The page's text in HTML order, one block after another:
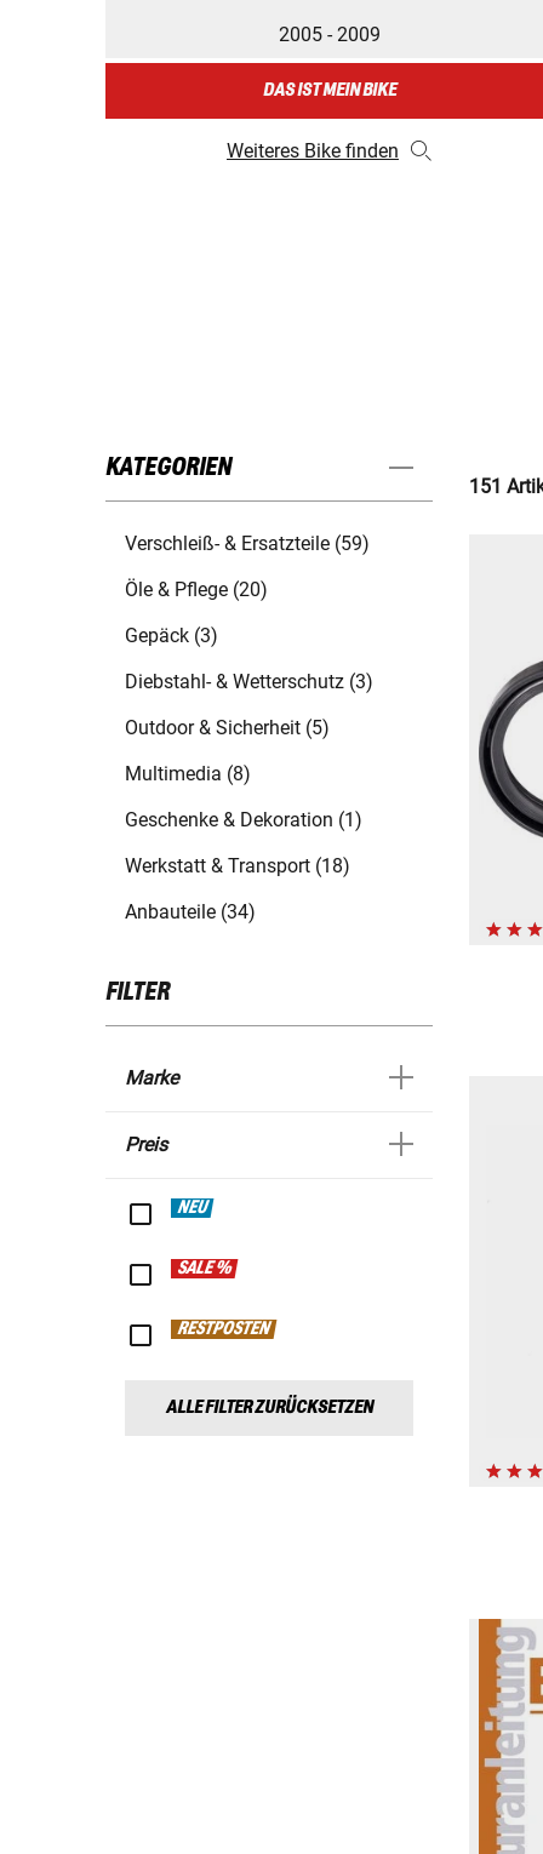
2005 - 2009
DAS IST MEIN BIKE
Weiteres Bike finden
KATEGORIEN
Verschleiß- & Ersatzteile (59)
Öle & Pflege (20)
Gepäck (3)
Diebstahl- & Wetterschutz (3)
Outdoor & Sicherheit (5)
Multimedia (8)
Geschenke & Dekoration (1)
Werkstatt & Transport (18)
Anbauteile (34)
FILTER
Marke
Preis
NEU
SALE %
RESTPOSTEN
ALLE FILTER ZURÜCKSETZEN
151